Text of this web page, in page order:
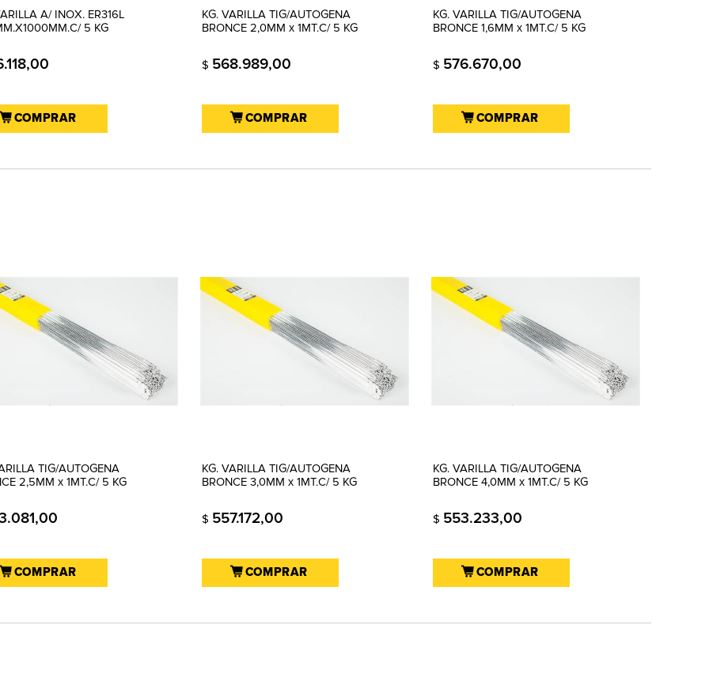
A/ INOX. ER316L
5 KG
COMPRAR
KG. VARILLA TIG/AUTOGENA
BRONCE 2,0MM x 1MT.C/ 5 KG
$ 568.989,00
COMPRAR
KG. VARILLA TIG/AUTOGENA
BRONCE 1,6MM x 1MT.C/ 5 KG
$ 576.670,00
COMPRAR
TIG/AUTOGENA
2,5MM x 1MT.C/ 5 KG
COMPRAR
KG. VARILLA TIG/AUTOGENA
BRONCE 3,0MM x 1MT.C/ 5 KG
$ 557.172,00
COMPRAR
KG. VARILLA TIG/AUTOGENA
BRONCE 4,0MM x 1MT.C/ 5 KG
$ 553.233,00
COMPRAR